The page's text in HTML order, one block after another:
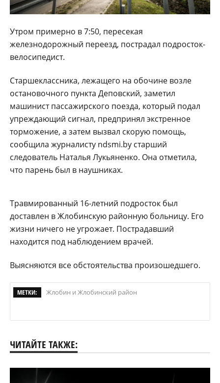
Утром примерно в 7:50, пересекая
железнодорожный переезд, пострадал подросток-
велосипедист.
Старшеклассника, лежащего на обочине возле
остановочного пункта Деповский, заметил
машинист пассажирского поезда, который подал
упреждающий сигнал, предпринял экстренное
торможение, а затем вызвал скорую помощь,
сообщила журналисту ndsmi.by старший
следователь Наталья Лукьяненко. Она отметила,
что парень был в наушниках.
Травмированный 16-летний подросток был
доставлен в Жлобинскую районную больницу. Его
жизни ничего не угрожает. Пострадавший
находится под наблюдением врачей.
Выясняются все обстоятельства произошедшего.
МЕТКИ: Жлобин и Жлобинский район
ЧИТАЙТЕ ТАКЖЕ: